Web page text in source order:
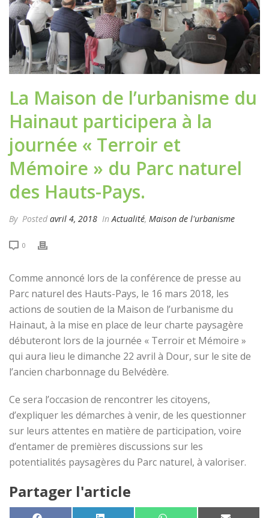
La Maison de l’urbanisme du
Hainaut participera à la
journée « Terroir et
Mémoire » du Parc naturel
des Hauts-Pays.
By Posted avril 4, 2018 In Actualité, Maison de l'urbanisme
0
Comme annoncé lors de la conférence de presse au
Parc naturel des Hauts-Pays, le 16 mars 2018, les
actions de soutien de la Maison de l’urbanisme du
Hainaut, à la mise en place de leur charte paysagère
débuteront lors de la journée « Terroir et Mémoire »
qui aura lieu le dimanche 22 avril à Dour, sur le site de
l’ancien charbonnage du Belvédère.
Ce sera l’occasion de rencontrer les citoyens,
d’expliquer les démarches à venir, de les questionner
sur leurs attentes en matière de participation, voire
d’entamer de premières discussions sur les
potentialités paysagères du Parc naturel, à valoriser.
Partager l'article